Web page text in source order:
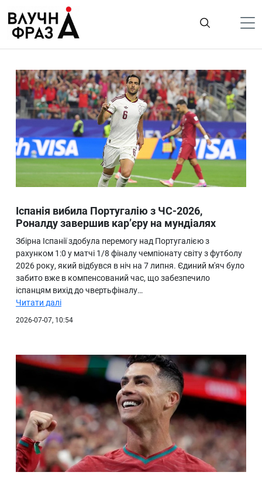
содержимому
Гроші
Життя
Лайфстайл
ТехноНаука
Людина
Ukraine
Про нас
Іспанія вибила Португалію з ЧС-2026,
Роналду завершив кар’єру на мундіалях
Збірна Іспанії здобула перемогу над Португалією з
рахунком 1:0 у матчі 1/8 фіналу чемпіонату світу з футболу
2026 року, який відбувся в ніч на 7 липня. Єдиний м'яч було
забито вже в компенсований час, що забезпечило
іспанцям вихід до чвертьфіналу…
Читати далі
2026-07-07, 10:54